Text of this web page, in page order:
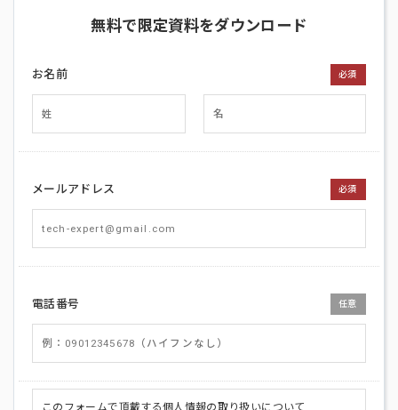
無料で限定資料をダウンロード
お名前 必須
メールアドレス 必須
電話番号 任意
このフォームで頂戴する個人情報の取り扱いについて